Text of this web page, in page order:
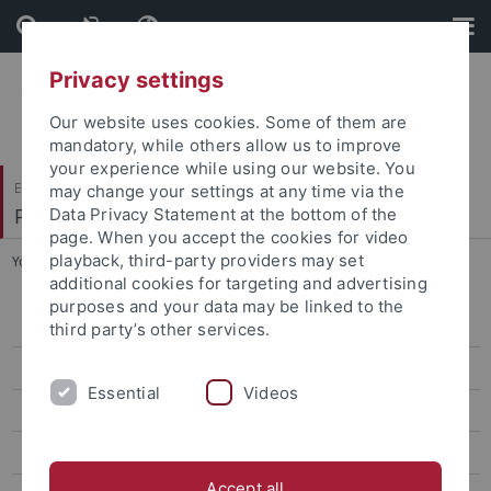
Skip
to
content
Skip
to
footer
Evangelisch-Theologische Fakultät
Praktische Theologie II
You are here: Startseite ... Kontakt
Aktuelles
QUIRU-B
Privacy settings
Our website uses cookies. Some of them are
mandatory, while others allow us to improve
your experience while using our website. You
may change your settings at any time via the
Data Privacy Statement at the bottom of the
page. When you accept the cookies for video
playback, third-party providers may set
additional cookies for targeting and advertising
purposes and your data may be linked to the
third party’s other services.
Essential Videos